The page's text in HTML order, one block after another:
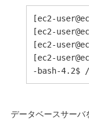
[ec2-
[ec2-
[ec2-
[ec2-
データベースサーバ